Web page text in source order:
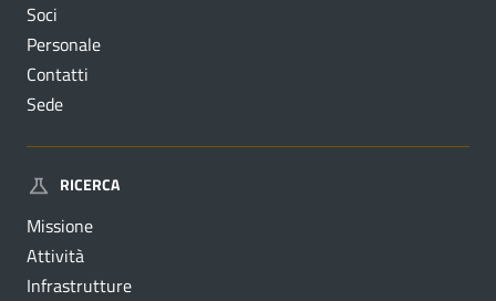
Soci
Personale
Contatti
Sede
RICERCA
Missione
Attività
Infrastrutture